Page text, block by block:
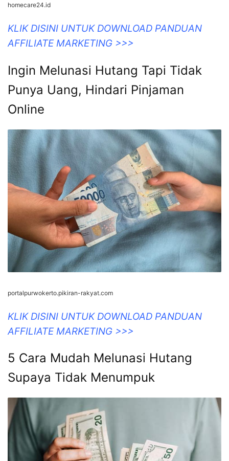
homecare24.id
KLIK DISINI UNTUK DOWNLOAD PANDUAN
AFFILIATE MARKETING >>>
Ingin Melunasi Hutang Tapi Tidak
Punya Uang, Hindari Pinjaman
Online
portalpurwokerto.pikiran-rakyat.com
KLIK DISINI UNTUK DOWNLOAD PANDUAN
AFFILIATE MARKETING >>>
5 Cara Mudah Melunasi Hutang
Supaya Tidak Menumpuk